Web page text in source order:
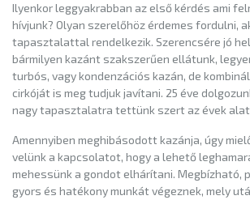
Ilyenkor leggyakrabban az első kérdés ami
hívjunk? Olyan szerelőhöz érdemes fordulni,
tapasztalattal rendelkezik. Szerencsére jó
bármilyen kazánt szakszerűen ellátunk,
turbós, vagy kondenzációs kazán, de
cirkóját is meg tudjuk javítani. 25 éve
nagy tapasztalatra tettünk szert az évek
Amennyiben meghibásodott kazánja, úgy
velünk a kapcsolatot, hogy a lehető
mehessünk a gondot elhárítani. Megbízható,
gyors és hatékony munkát végeznek, mely